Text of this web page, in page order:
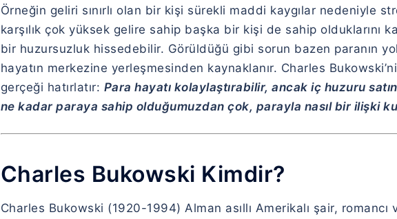
Örneğin geliri sınırlı olan bir kişi sürekli maddi kaygılar nedeniyle
karşılık çok yüksek gelire sahip başka bir kişi de sahip olduklarını
bir huzursuzluk hissedebilir. Görüldüğü gibi sorun bazen paranın
hayatın merkezine yerleşmesinden kaynaklanır. Charles
gerçeği hatırlatır: Para hayatı kolaylaştırabilir, ancak iç huzuru
ne kadar paraya sahip olduğumuzdan çok, parayla nasıl bir ilişki
Charles Bukowski Kimdir?
Charles Bukowski (1920-1994) Alman asıllı Amerikalı şair, romancı